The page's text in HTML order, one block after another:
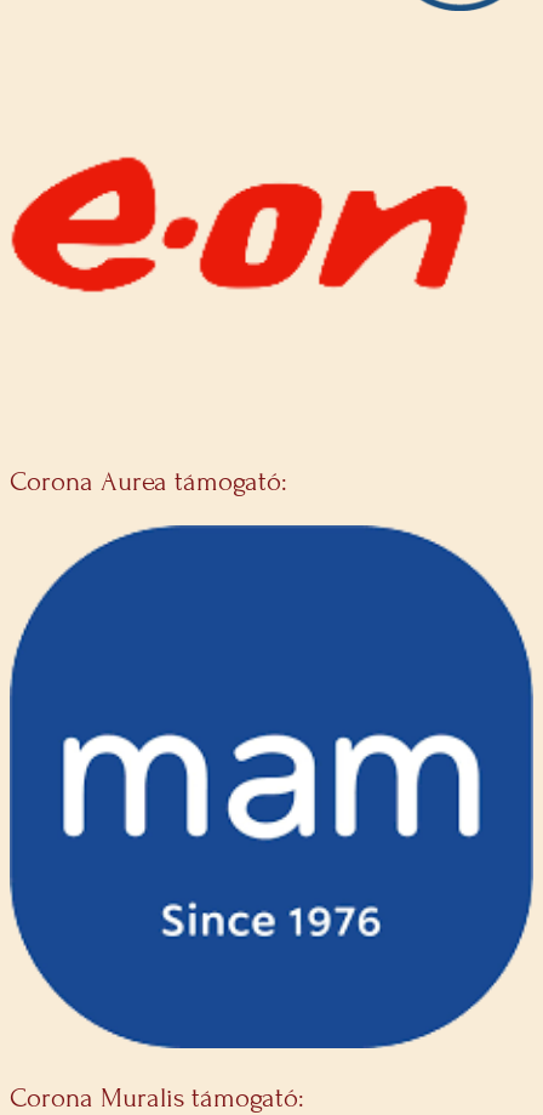
Corona Aurea támogató:
Corona Muralis támogató: